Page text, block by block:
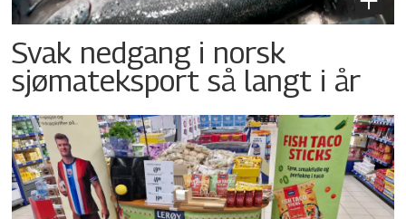
Svak nedgang i norsk
sjømateksport så langt i år